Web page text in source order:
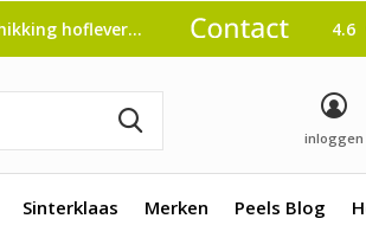
Sinterklaas Merken Peels Blog
inloggen
hofleverancier 4.6